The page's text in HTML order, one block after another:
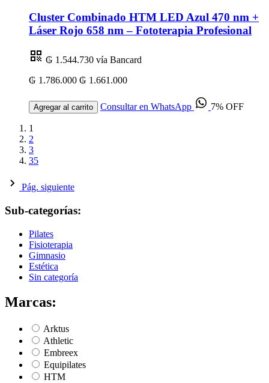
Cluster Combinado HTM LED Azul 470 nm +
Láser Rojo 658 nm – Fototerapia Profesional
₲ 1.544.730 vía Bancard
₲ 1.786.000 ₲ 1.661.000
Agregar al carrito Consultar en WhatsApp 7% OFF
1
2
3
35
Pág. siguiente
Sub-categorías:
Pilates
Fisioterapia
Gimnasio
Estética
Sin categoría
Marcas:
Arktus
Athletic
Embreex
Equipilates
HTM